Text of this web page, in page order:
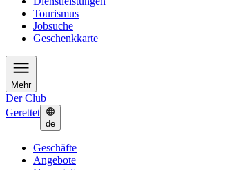
Tourismus
Jobsuche
Geschenkkarte
Mehr
Der Club
Gerettet
de
Geschäfte
Angebote